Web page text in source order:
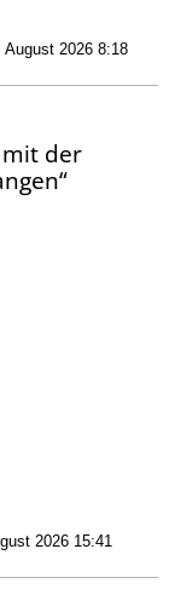
2026 8:18
der
2026 15:41